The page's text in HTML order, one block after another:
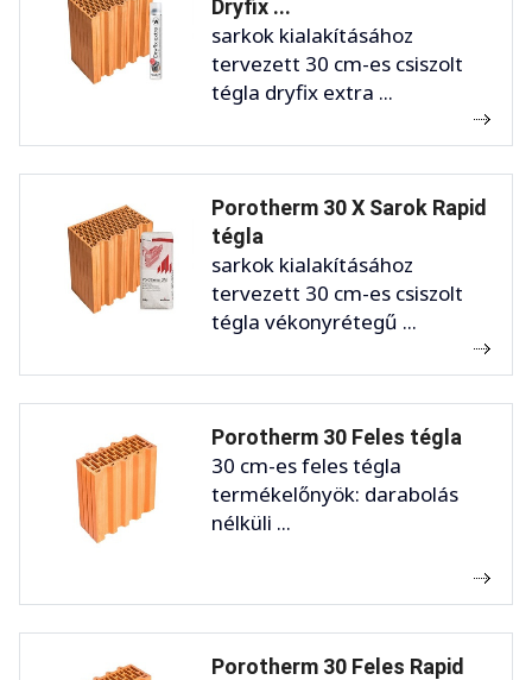
Dryfix ...
sarkok kialakításához
tervezett 30 cm-es csiszolt
tégla dryfix extra ...
Porotherm 30 X Sarok Rapid
tégla
sarkok kialakításához
tervezett 30 cm-es csiszolt
tégla vékonyrétegű ...
Porotherm 30 Feles tégla
30 cm-es feles tégla
termékelőnyök: darabolás
nélküli ...
Porotherm 30 Feles Rapid